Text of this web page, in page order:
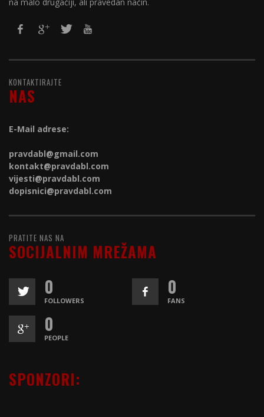
KONTAKTIRAJTE
NAS
E-Mail adrese:
pravdabl@gmail.com
kontakt@pravdabl.com
vijesti@pravdabl.com
dopisnici@pravdabl.com
PRATITE NAS NA
SOCIJALNIM MREŽAMA
0
FOLLOWERS
0
FANS
0
PEOPLE
SPONZORI: